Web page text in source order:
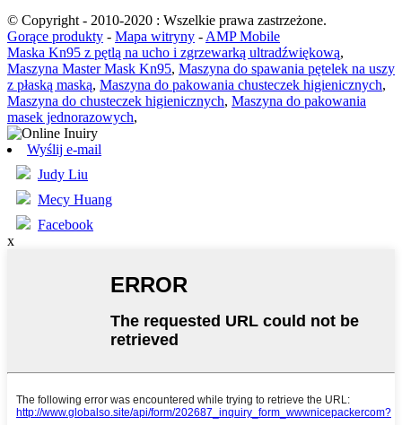
© Copyright - 2010-2020 : Wszelkie prawa zastrzeżone.
Gorące produkty - Mapa witryny - AMP Mobile
Maska Kn95 z pętlą na ucho i zgrzewarką ultradźwiękową,
Maszyna Master Mask Kn95, Maszyna do spawania pętelek na uszy
z płaską maską, Maszyna do pakowania chusteczek higienicznych,
Maszyna do chusteczek higienicznych, Maszyna do pakowania
masek jednorazowych,
Wyślij e-mail
Judy Liu
Mecy Huang
Facebook
x